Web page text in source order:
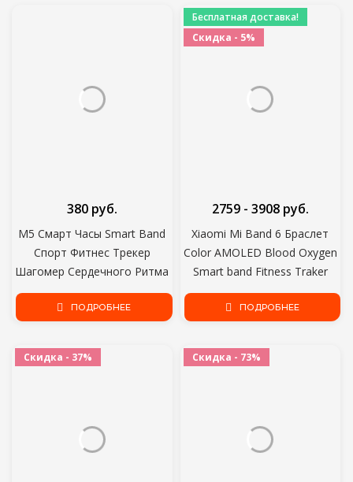
M5 Смарт Часы Smart Band
Спорт Фитнес Трекер
Шагомер Сердечного Ритма
Монитор Артериального
Давления Подключение
M5
380 руб.
ПОДРОБНЕЕ
Бесплатная доставка!
Скидка - 5%
Xiaomi Mi Band 6 Браслет
Color AMOLED Blood Oxygen
Smart band Fitness Traker
Heart Rate Bluetooth
2759 - 3908 руб.
ПОДРОБНЕЕ
Скидка - 37% Скидка - 73%